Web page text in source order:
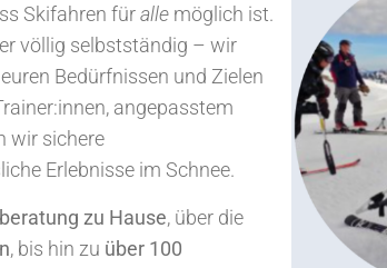
Skifahren füralle möglich ist.
völlig selbstständig – wir
Bedürfnissen und Zielen
angepasstem
wir sichere
Erlebnisse im Schnee.
zu Hause, über die
, bis hin zu über 100